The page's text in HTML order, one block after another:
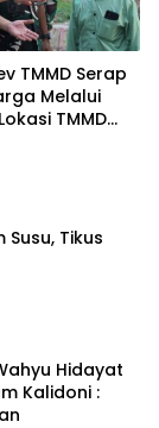
TMMD Serap
Melalui
TMMD
Susu, Tikus
Hidayat
Kalidoni :